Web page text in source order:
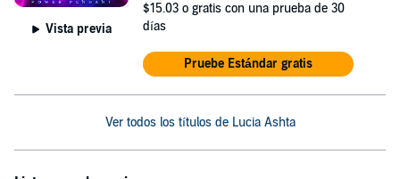
Vista previa
$15.03 o gratis con una prueba de 30
días
Pruebe Estándar gratis
Ver todos los títulos de Lucia Ashta